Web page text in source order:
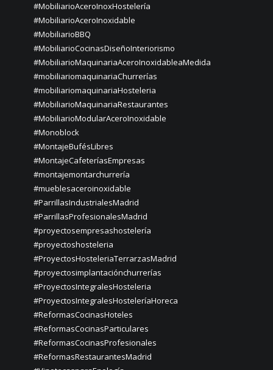
#MobiliarioAceroInoxHostelería
#MobiliarioAceroInoxidable
#MobiliarioBBQ
#MobiliarioCocinasDiseñoInteriorismo
#MobiliarioMaquinariaAceroInoxidableaMedida
#mobiliariomaquinariaChurrerías
#mobiliariomaquinariaHosteleria
#MobiliarioMaquinariaRestaurantes
#MobiliarioModularAceroInoxidable
#Monoblock
#MontajeBufésLibres
#MontajeCafeteríasEmpresas
#montajemontarchurrería
#mueblesaceroinoxidable
#ParrillasIndustrialesMadrid
#ParrillasProfesionalesMadrid
#proyectosempresashostelería
#proyectoshosteleria
#ProyectosHosteleriaTerrarzasMadrid
#proyectosimplantaciónchurrerías
#ProyectosIntegralesHosteleria
#ProyectosIntegralesHosteleríaHoreca
#ReformasCocinasHoteles
#ReformasCocinasParticulares
#ReformasCocinasProfesionales
#ReformasRestaurantesMadrid